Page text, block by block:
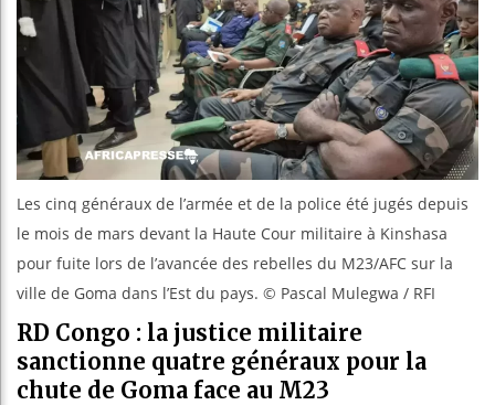
Tunisie :
Ceuta :
Les cinq généraux de l’armée et de la police été jugés depuis
le mois de mars devant la Haute Cour militaire à Kinshasa
pour fuite lors de l’avancée des rebelles du M23/AFC sur la
ville de Goma dans l’Est du pays. © Pascal Mulegwa / RFI
RD Congo : la justice militaire
sanctionne quatre généraux pour la
chute de Goma face au M23